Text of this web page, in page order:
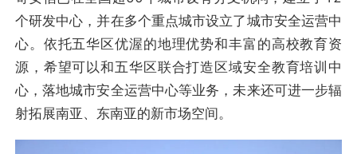
个研发中心，并在多个重点城市设立了城市安全运营中
心。依托五华区优渥的地理优势和丰富的高校教育资
源，希望可以和五华区联合打造区域安全教育培训中
心，落地城市安全运营中心等业务，未来还可进一步辐
射拓展南亚、东南亚的新市场空间。